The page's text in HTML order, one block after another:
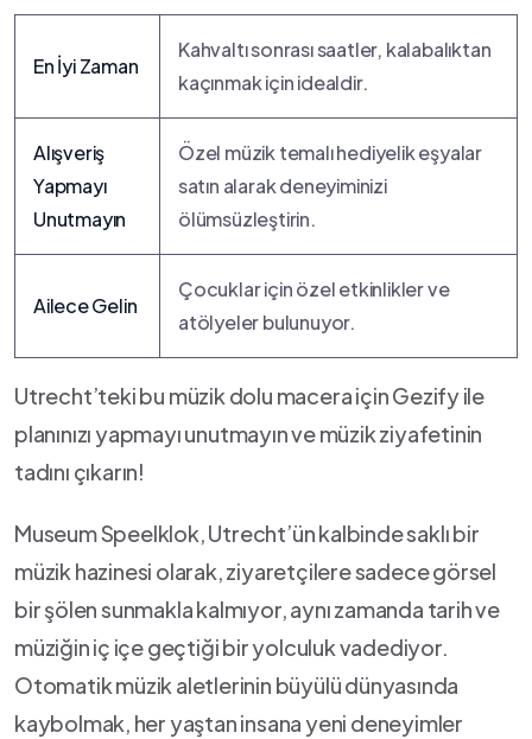
En ​İyi Zaman
Kahvaltı sonrası saatler, kalabalıktan
‍kaçınmak için idealdir.
Alışveriş‌
Yapmayı
Unutmayın
Özel müzik temalı hediyelik eşyalar
⁢satın ‍alarak ‍deneyiminizi⁢
ölümsüzleştirin.
Ailece⁣ Gelin
Çocuklar için özel etkinlikler ve
atölyeler bulunuyor.
Utrecht’teki bu müzik dolu macera için Gezify ⁣ile
planınızı ‍yapmayı unutmayın ⁢ve ​müzik ziyafetinin‍
tadını çıkarın!
Museum Speelklok,​ Utrecht’ün kalbinde ‍saklı bir
müzik‍ hazinesi olarak, ziyaretçilere sadece görsel
bir şölen sunmakla‌ kalmıyor, aynı zamanda tarih ve
müziğin ⁢iç içe‌ geçtiği bir yolculuk vadediyor.
Otomatik müzik aletlerinin büyülü dünyasında
kaybolmak,⁤ her yaştan ​insana yeni deneyimler⁤